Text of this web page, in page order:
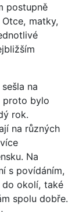
postupně
matky,
na
proto bylo
rok.
na různých
Na
s povídáním,
okolí, také
spolu dobře.